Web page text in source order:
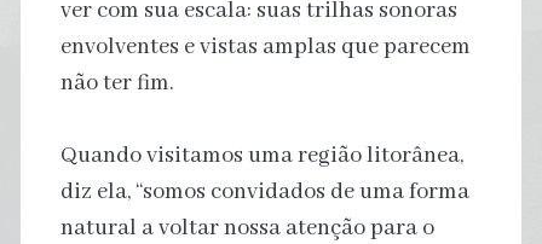
ver com sua escala: suas trilhas sonoras
envolventes e vistas amplas que parecem
não ter fim.
Quando visitamos uma região litorânea,
diz ela, “somos convidados de uma forma
natural a voltar nossa atenção para o